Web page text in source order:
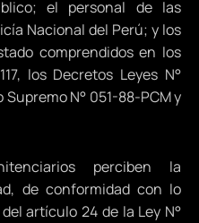
el personal de las
Nacional del Perú; y los
comprendidos en los
los Decretos Leyes N°
N° 051-88-PCM y
perciben la
de conformidad con lo
artículo 24 de la Ley N°